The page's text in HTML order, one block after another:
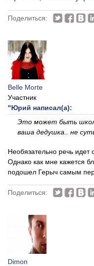
Поделиться:
Belle Morte
Участник
"Юрий написал(а):
Это может быть
ваша дедушка.. не
Необязательно речь
Однако как мне кажется
подошел Герыч самым
Поделиться:
Dimon